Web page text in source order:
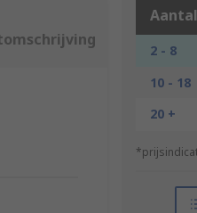
2 - 8
10 - 18
20 +